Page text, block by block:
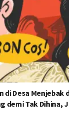
di Desa Menjebak
demi Tak Dihina,